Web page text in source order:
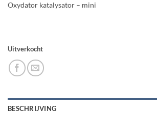
Oxydator katalysator – mini
Uitverkocht
BESCHRIJVING